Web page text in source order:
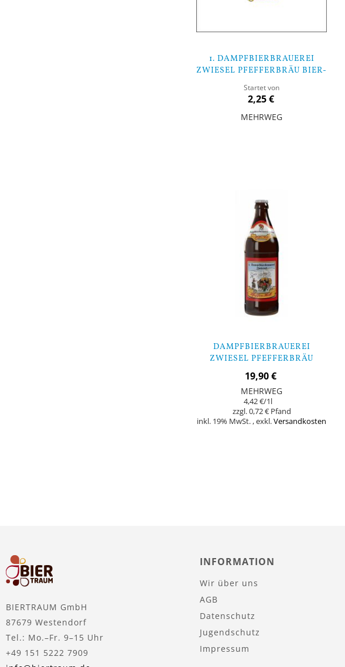
1. DAMPFBIERBRAUEREI
ZWIESEL PFEFFERBRÄU BIER-
Startet von
2,25 €
MEHRWEG
DAMPFBIERBRAUEREI
ZWIESEL PFEFFERBRÄU
PFEFFER HELL - 9 FLASCHEN
19,90 €
MEHRWEG
4,42 €/1l
0,72 €
inkl. 19% MwSt. ,exkl.Versandkosten
BIERTRAUM GmbH
87679 Westendorf
Tel.: Mo.–Fr. 9–15 Uhr
+49 151 5222 7909
INFORMATION
Wir über uns
AGB
Datenschutz
Jugendschutz
Impressum